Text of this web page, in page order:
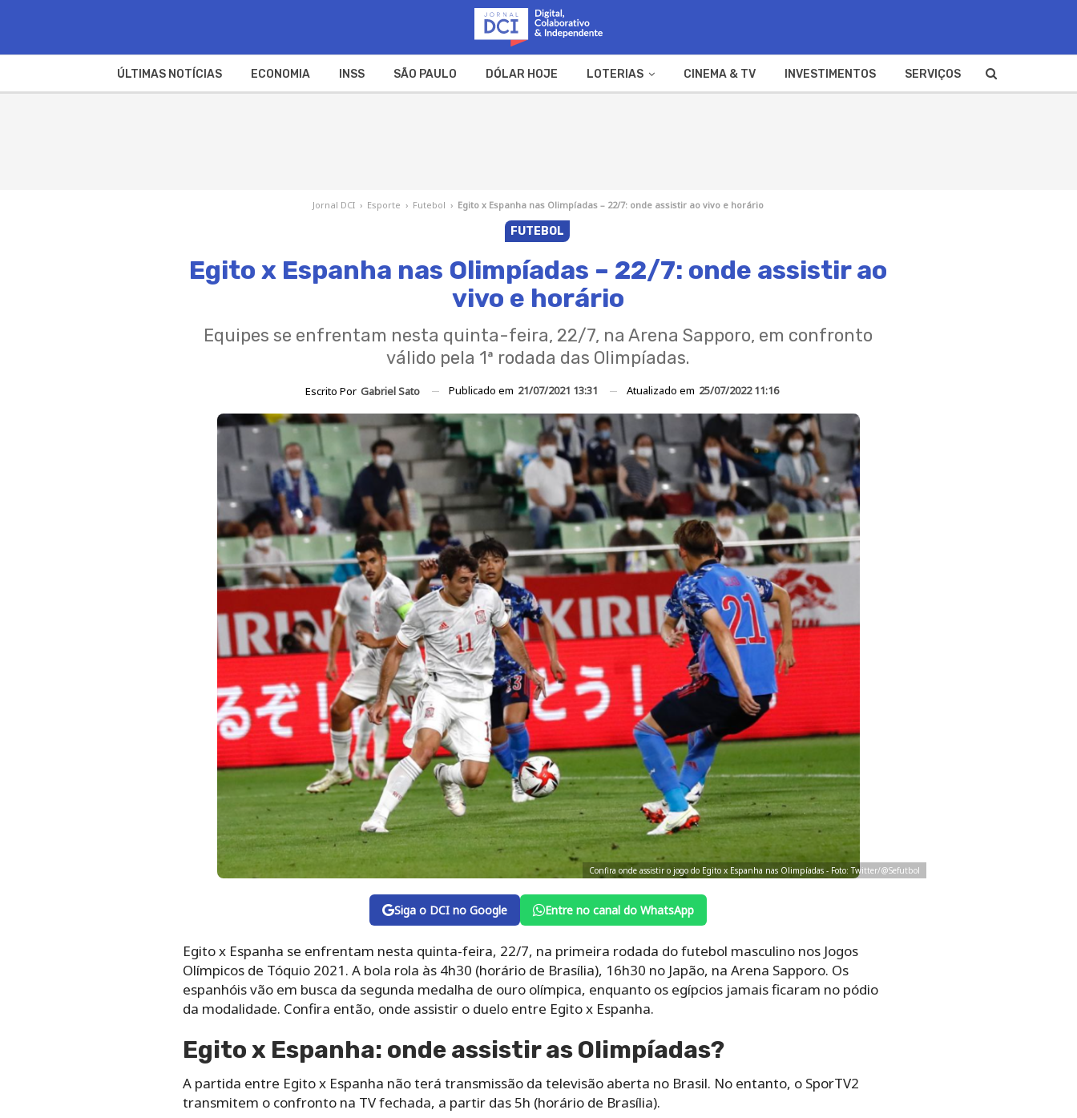
ÚLTIMAS NOTÍCIAS ECONOMIA INSS SÃO PAULO DÓLAR HOJE LOTERIAS CINEMA & TV INVESTIMENTOS SERVIÇOS
Jornal DCI › Esporte › Futebol › Egito x Espanha nas Olimpíadas – 22/7: onde assistir ao vivo e horário
FUTEBOL
Egito x Espanha nas Olimpíadas – 22/7: onde assistir ao
vivo e horário
Equipes se enfrentam nesta quinta-feira, 22/7, na Arena Sapporo, em confronto
válido pela 1ª rodada das Olimpíadas.
Escrito Por Gabriel Sato Publicado em 21/07/2021 13:31 Atualizado em 25/07/2022 11:16
Confira onde assistir o jogo do Egito x Espanha nas Olimpíadas - Foto: Twitter/@Sefutbol
Siga o DCI no Google Entre no canal do WhatsApp
Egito x Espanha se enfrentam nesta quinta-feira, 22/7, na primeira rodada do futebol masculino nos Jogos
Olímpicos de Tóquio 2021. A bola rola às 4h30 (horário de Brasília), 16h30 no Japão, na Arena Sapporo. Os
espanhóis vão em busca da segunda medalha de ouro olímpica, enquanto os egípcios jamais ficaram no pódio
da modalidade. Confira então, onde assistir o duelo entre Egito x Espanha.
Egito x Espanha: onde assistir as Olimpíadas?
A partida entre Egito x Espanha não terá transmissão da televisão aberta no Brasil. No entanto, o SporTV2
transmitem o confronto na TV fechada, a partir das 5h (horário de Brasília).